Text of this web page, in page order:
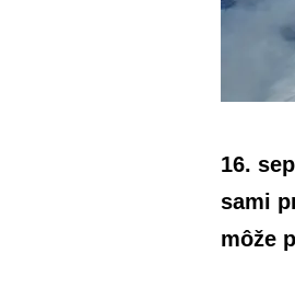
16.
sami
môže